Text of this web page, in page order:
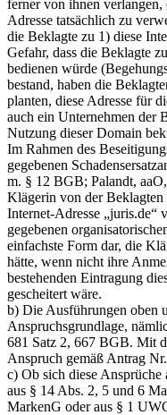
ferner von ihnen verlangen,
Adresse tatsächlich zu
die Beklagte zu 1) diese
Gefahr, dass die Beklagte
bedienen würde
bestand, haben die
planten, diese Adresse für
auch ein Unternehmen der
Nutzung dieser Domain
Im Rahmen des
gegebenen
m. § 12 BGB; Palandt,
Klägerin von der
Internet-Adresse „juris.de“
gegebenen
einfachste Form dar, die
hätte, wenn nicht ihre
bestehenden Eintragung
gescheitert wäre.
b) Die Ausführungen oben
Anspruchsgrundlage,
681 Satz 2, 667 BGB. Mit
Anspruch gemäß Antrag
c) Ob sich diese
aus § 14 Abs. 2, 5 und 6
MarkenG oder aus § 1